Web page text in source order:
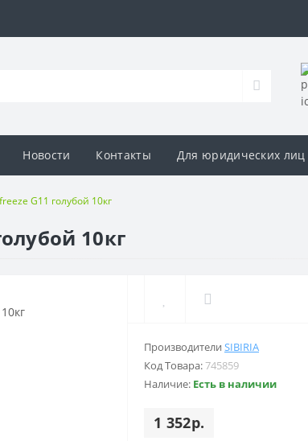
Новости Контакты Для юридических лиц
G11 голубой 10кг
10кг
Производители SIBIRIA
Код Товара:745859
Наличие: Есть в наличии
1 352р.